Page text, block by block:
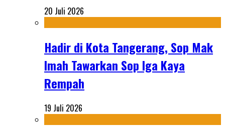
20 Juli 2026
Hadir di Kota Tangerang, Sop Mak
Imah Tawarkan Sop Iga Kaya
Rempah
19 Juli 2026